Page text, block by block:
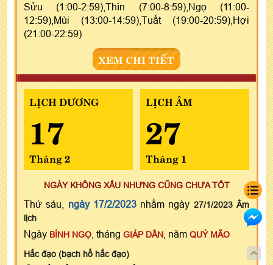
Sửu (1:00-2:59),Thìn (7:00-8:59),Ngọ (11:00-
12:59),Mùi (13:00-14:59),Tuất (19:00-20:59),Hợi
(21:00-22:59)
XEM CHI TIẾT
LỊCH DƯƠNG
17
Tháng 2
LỊCH ÂM
27
Tháng 1
NGÀY KHÔNG XẤU NHƯNG CŨNG CHƯA TỐT
Thứ sáu, ngày 17/2/2023nhằm ngày 27/1/2023 Âm
lịch
Ngày BÍNH NGỌ , tháng GIÁP DẦN , năm QUÝ MÃO
Hắc đạo (bạch hổ hắc đạo)